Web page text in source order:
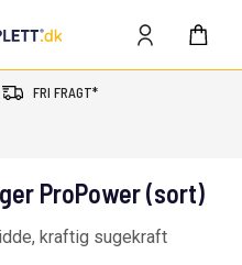
FRI FRAGT*
ProPower (sort)
kraftig sugekraft